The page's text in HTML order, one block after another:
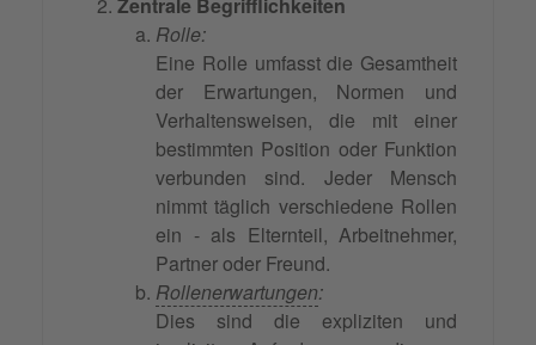
Zentrale Begrifflichkeiten
Rolle:
Eine Rolle umfasst die Gesamtheit
der Erwartungen, Normen und
Verhaltensweisen, die mit einer
bestimmten Position oder Funktion
verbunden sind. Jeder Mensch
nimmt täglich verschiedene Rollen
ein - als Elternteil, Arbeitnehmer,
Partner oder Freund.
Rollenerwartungen:
Dies sind die expliziten und